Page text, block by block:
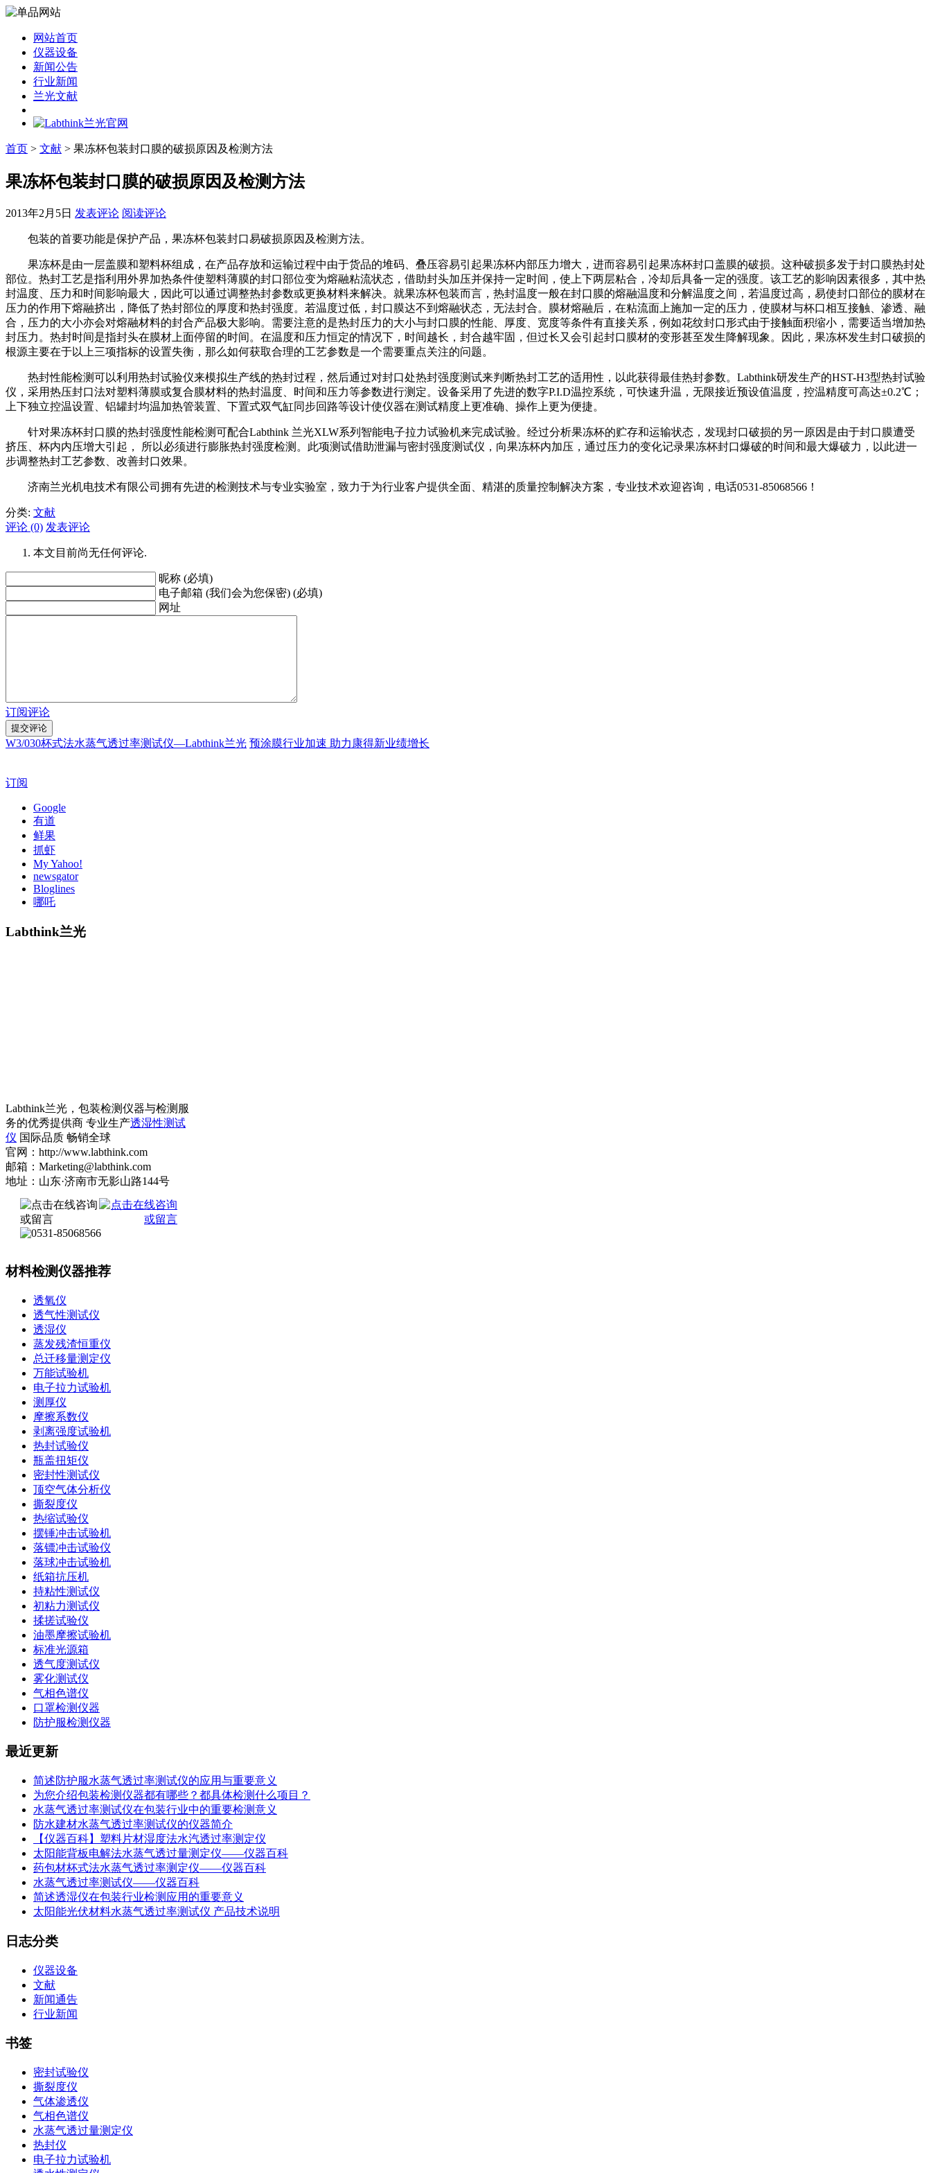
网站首页
仪器设备
新闻公告
行业新闻
兰光文献
首页 > 文献 > 果冻杯包装封口膜的破损原因及检测方法
果冻杯包装封口膜的破损原因及检测方法
2013年2月5日 发表评论 阅读评论
包装的首要功能是保护产品，果冻杯包装封口易破损原因及检测方法。
果冻杯是由一层盖膜和塑料杯组成，在产品存放和运输过程中由于货品的堆码、叠压容易引起果冻杯内部压力增大，进而容易引起果冻杯封口盖膜的破损。这种破损多发于封口膜热封处
部位。热封工艺是指利用外界加热条件使塑料薄膜的封口部位变为熔融粘流状态，借助封头加压并保持一定时间，使上下两层粘合，冷却后具备一定的强度。该工艺的影响因素很多，其中热
封温度、压力和时间影响最大，因此可以通过调整热封参数或更换材料来解决。就果冻杯包装而言，热封温度一般在封口膜的熔融温度和分解温度之间，若温度过高，易使封口部位的膜材在
压力的作用下熔融挤出，降低了热封部位的厚度和热封强度。若温度过低，封口膜达不到熔融状态，无法封合。膜材熔融后，在粘流面上施加一定的压力，使膜材与杯口相互接触、渗透、融
合，压力的大小亦会对熔融材料的封合产品极大影响。需要注意的是热封压力的大小与封口膜的性能、厚度、宽度等条件有直接关系，例如花纹封口形式由于接触面积缩小，需要适当增加热
封压力。热封时间是指封头在膜材上面停留的时间。在温度和压力恒定的情况下，时间越长，封合越牢固，但过长又会引起封口膜材的变形甚至发生降解现象。因此，果冻杯发生封口破损的
根源主要在于以上三项指标的设置失衡，那么如何获取合理的工艺参数是一个需要重点关注的问题。
热封性能检测可以利用热封试验仪来模拟生产线的热封过程，然后通过对封口处热封强度测试来判断热封工艺的适用性，以此获得最佳热封参数。Labthink研发生产的HST-H3型热封试验
仪，采用热压封口法对塑料薄膜或复合膜材料的热封温度、时间和压力等参数进行测定。设备采用了先进的数字P.I.D温控系统，可快速升温，无限接近预设值温度，控温精度可高达±0.2℃；
上下独立控温设置、铝罐封均温加热管装置、下置式双气缸同步回路等设计使仪器在测试精度上更准确、操作上更为便捷。
针对果冻杯封口膜的热封强度性能检测可配合Labthink 兰光XLW系列智能电子拉力试验机来完成试验。经过分析果冻杯的贮存和运输状态，发现封口破损的另一原因是由于封口膜遭受
挤压、杯内内压增大引起， 所以必须进行膨胀热封强度检测。此项测试借助泄漏与密封强度测试仪，向果冻杯内加压，通过压力的变化记录果冻杯封口爆破的时间和最大爆破力，以此进一
步调整热封工艺参数、改善封口效果。
济南兰光机电技术有限公司拥有先进的检测技术与专业实验室，致力于为行业客户提供全面、精湛的质量控制解决方案，专业技术欢迎咨询，电话0531-85068566！
分类: 文献
评论 (0) 发表评论
本文目前尚无任何评论.
昵称 (必填)
电子邮箱 (我们会为您保密) (必填)
网址
订阅评论
W3/030杯式法水蒸气透过率测试仪—Labthink兰光 预涂膜行业加速 助力康得新业绩增长
订阅
Google
有道
鲜果
抓虾
My Yahoo!
newsgator
Bloglines
哪吒
Labthink兰光
Labthink兰光，包装检测仪器与检测服
务的优秀提供商 专业生产透湿性测试
仪 国际品质 畅销全球
官网：http://www.labthink.com
邮箱：Marketing@labthink.com
地址：山东·济南市无影山路144号
材料检测仪器推荐
透氧仪
透气性测试仪
透湿仪
蒸发残渣恒重仪
总迁移量测定仪
万能试验机
电子拉力试验机
测厚仪
摩擦系数仪
剥离强度试验机
热封试验仪
瓶盖扭矩仪
密封性测试仪
顶空气体分析仪
撕裂度仪
热缩试验仪
摆锤冲击试验机
落镖冲击试验仪
落球冲击试验机
纸箱抗压机
持粘性测试仪
初粘力测试仪
揉搓试验仪
油墨摩擦试验机
标准光源箱
透气度测试仪
雾化测试仪
气相色谱仪
口罩检测仪器
防护服检测仪器
最近更新
简述防护服水蒸气透过率测试仪的应用与重要意义
为您介绍包装检测仪器都有哪些？都具体检测什么项目？
水蒸气透过率测试仪在包装行业中的重要检测意义
防水建材水蒸气透过率测试仪的仪器简介
【仪器百科】塑料片材湿度法水汽透过率测定仪
太阳能背板电解法水蒸气透过量测定仪——仪器百科
药包材杯式法水蒸气透过率测定仪——仪器百科
水蒸气透过率测试仪——仪器百科
简述透湿仪在包装行业检测应用的重要意义
太阳能光伏材料水蒸气透过率测试仪 产品技术说明
日志分类
仪器设备
文献
新闻通告
行业新闻
书签
密封试验仪
撕裂度仪
气体渗透仪
气相色谱仪
水蒸气透过量测定仪
热封仪
电子拉力试验机